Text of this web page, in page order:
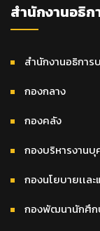
สำนักงานอธิก
สำนักงานอธิการ
กองกลาง
กองคลัง
กองบริหารงาน
กองนโยบายเเล
กองพัฒนานักศึก